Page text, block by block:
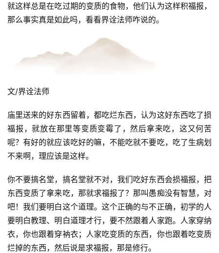
就这样总是在吃过期的变质的食物，他们认为这样积福报，
那么事实真是如此吗，看看界诠法师咋说的。
文/界诠法师
庙里送来的好东西留着，都吃烂东西，认为这好东西吃了损
福报，就放在那里等变质变霉了，然后拿来吃，这又何苦
呢？有好的就应该吃好的嘛，不能吃就不要吃，吃了生病划
不来啊，理应该是这样。
你不要搞名堂，搞名堂就不对，我们吃好东西会损福报，把
东西变质了拿来吃，那就求福报了？那叫愚痴没有智慧，对
吧！我们要明白这个道理。这个正确的与不正确，初学的人
要明白教理、明白道理才行，要不然跟着人家跑。人家穿纳
衣，你也跟着穿衲衣；人家吃变质的东西，你也跟着吃变质
烂掉的东西，然后说是求福报，那是修行。